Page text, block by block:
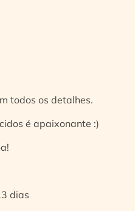
todos os detalhes.
é apaixonante :)
dias